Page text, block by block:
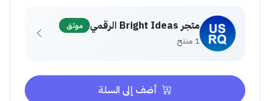
متجر Bright Ideas الرقمي موثق
1 منتج
أضف إلى السلة